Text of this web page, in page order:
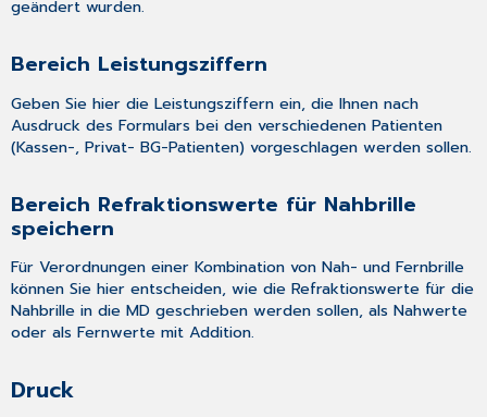
geändert wurden.
Bereich Leistungsziffern
Geben Sie hier die Leistungsziffern ein, die Ihnen nach
Ausdruck des Formulars bei den verschiedenen Patienten
(Kassen-, Privat- BG-Patienten) vorgeschlagen werden sollen.
Bereich Refraktionswerte für Nahbrille
speichern
Für Verordnungen einer Kombination von Nah- und Fernbrille
können Sie hier entscheiden, wie die Refraktionswerte für die
Nahbrille in die MD geschrieben werden sollen, als Nahwerte
oder als Fernwerte mit Addition.
Druck